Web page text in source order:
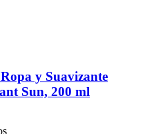
y Suavizante
Sun, 200 ml